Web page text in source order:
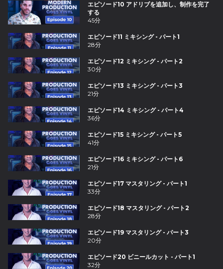
エピソード10 アドリブを追加し、制作を完了
する
45分
エピソード11 ミキシング - パート1
28分
エピソード12 ミキシング - パート2
30分
エピソード13 ミキシング - パート3
21分
エピソード14 ミキシング - パート4
36分
エピソード15 ミキシング - パート5
41分
エピソード16 ミキシング - パート6
21分
エピソード17 マスタリング - パート1
33分
エピソード18 マスタリング - パート2
28分
エピソード19 マスタリング - パート3
20分
エピソード20 ビニールカット - パート1
32分